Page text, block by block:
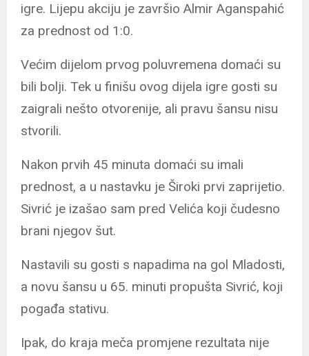
igre. Lijepu akciju je završio Almir Aganspahić
za prednost od 1:0.
Većim dijelom prvog poluvremena domaći su
bili bolji. Tek u finišu ovog dijela igre gosti su
zaigrali nešto otvorenije, ali pravu šansu nisu
stvorili.
Nakon prvih 45 minuta domaći su imali
prednost, a u nastavku je Široki prvi zaprijetio.
Sivrić je izašao sam pred Velića koji čudesno
brani njegov šut.
Nastavili su gosti s napadima na gol Mladosti,
a novu šansu u 65. minuti propušta Sivrić, koji
pogađa stativu.
Ipak, do kraja meča promjene rezultata nije